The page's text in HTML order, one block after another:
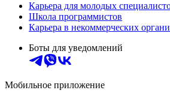
Карьера для молодых
Школа программистов
Карьера в некоммерческих
Боты для уведомлений
Мобильное приложение